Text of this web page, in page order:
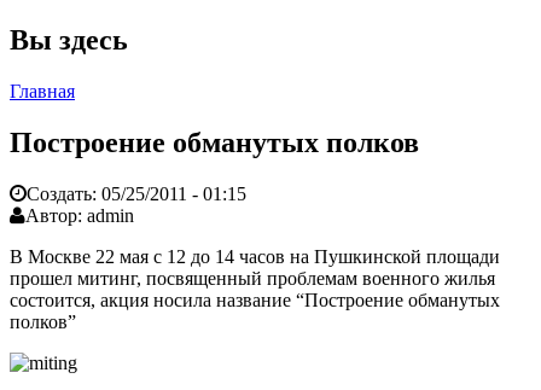
Вы здесь
Главная
Построение обманутых полков
Создать: 05/25/2011 - 01:15
Автор: admin
В Москве 22 мая с 12 до 14 часов на Пушкинской площади
прошел митинг, посвященный проблемам военного жилья
состоится, акция носила название “Построение обманутых
полков”